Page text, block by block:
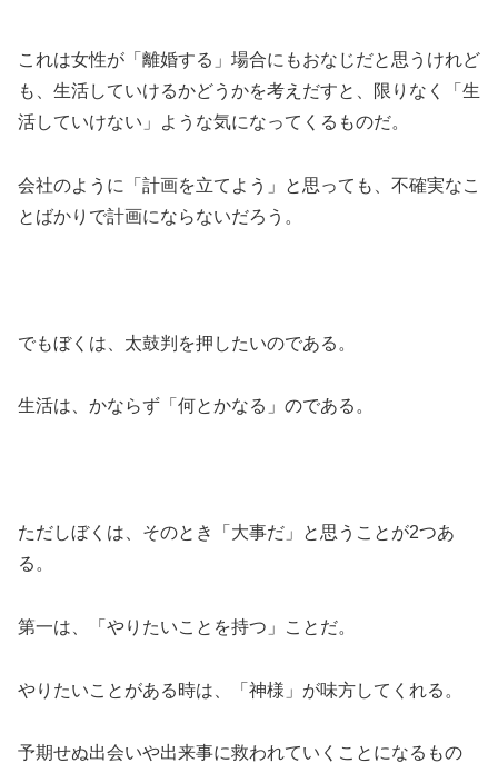
これは女性が「離婚する」場合にもおなじだと思うけれど
も、生活していけるかどうかを考えだすと、限りなく「生
活していけない」ような気になってくるものだ。
会社のように「計画を立てよう」と思っても、不確実なこ
とばかりで計画にならないだろう。
でもぼくは、太鼓判を押したいのである。
生活は、かならず「何とかなる」のである。
ただしぼくは、そのとき「大事だ」と思うことが2つあ
る。
第一は、「やりたいことを持つ」ことだ。
やりたいことがある時は、「神様」が味方してくれる。
予期せぬ出会いや出来事に救われていくことになるもの